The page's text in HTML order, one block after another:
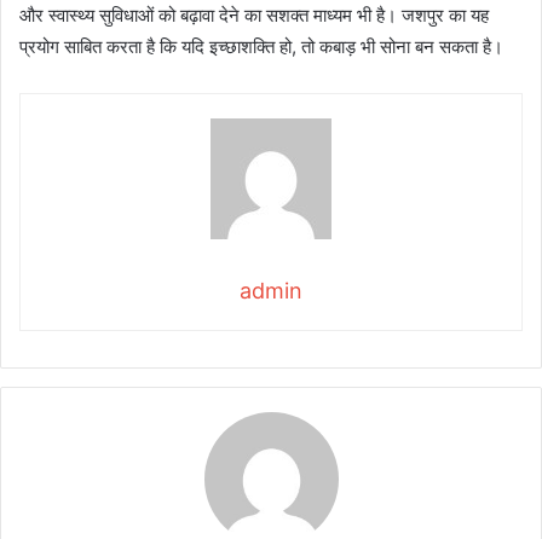
और स्वास्थ्य सुविधाओं को बढ़ावा देने का सशक्त माध्यम भी है। जशपुर का यह
प्रयोग साबित करता है कि यदि इच्छाशक्ति हो, तो कबाड़ भी सोना बन सकता है।
admin